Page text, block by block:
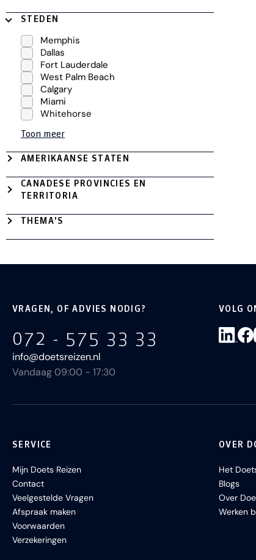
STEDEN
Memphis
Dallas
Fort Lauderdale
West Palm Beach
Calgary
Miami
Whitehorse
Toon meer
AMERIKAANSE STATEN
CANADESE PROVINCIES EN
TERRITORIA
THEMA'S
VRAGEN, OF ADVIES NODIG?
072 - 575 33 33
info@doetsreizen.nl
Vandaag 09:00 - 17:30
VOLG
SERVICE
Mijn Doets Reizen
Contact
Veelgestelde Vragen
Afspraak maken
Voorwaarden
Verzekeringen
OVER
Het
Blogs
Over
Werken